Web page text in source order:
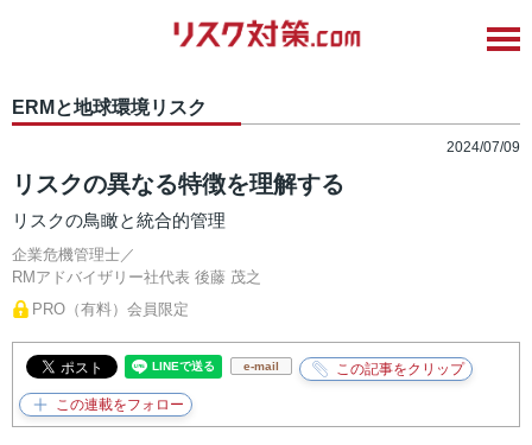
ERMと地球環境リスク
2024/07/09
リスクの異なる特徴を理解する
リスクの鳥瞰と統合的管理
企業危機管理士／
RMアドバイザリー社代表 後藤 茂之
PRO（有料）会員限定
e-mail